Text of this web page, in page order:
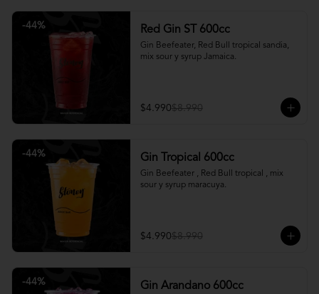
-44% Red Gin ST 600cc
Gin Beefeater, Red Bull tropical sandia,
mix sour y syrup Jamaica.
$4.990$8.990
-44% Gin Tropical 600cc
Gin Beefeater , Red Bull tropical , mix
sour y syrup maracuya.
$4.990$8.990
-44% Gin Arandano 600cc